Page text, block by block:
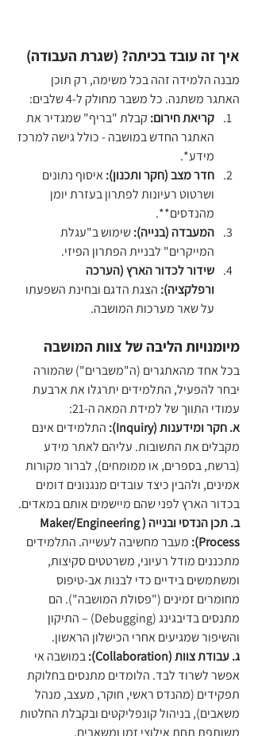
איך זה עובד בכיתה? (שגרת העבודה)
מבנה הלמידה זהה בכל משימה, רק תוכן
האתגר משתנה. כל משבר מחולק ל-4 שלבים:
קריאת חירום: קבלת "בריף" שמגדיר את
האתגר החדש במושבה - כולל גישה למרכז
מידע*.
חדר מצב (חקר ותכנון): איסוף נתונים
ושרטוט רעיונות לפתרון בעזרת יומן
מהנדסים**.
המעבדה (בנייה): שימוש ב"עגלת
המייקרים" לבניית הפתרון הפיזי.
שידור לכדור הארץ (הערכה
ורפלקציה): הצגת הדגם ובחינת השפעתו
על שאר מערכות המושבה.
מיומנויות הליבה של צוות המושבה
בכל אחד מהאתגרים (ה"משברים") שהמורה
יבחר להפעיל, התלמידים יתרגלו את ארבעת
עמודי התווך של למידת המאה ה-21:
א. חקר ומידענות (Inquiry):
התלמידים אינם
מקבלים את התשובות. עליהם לאתר מידע
(ברשת, בספרים, או ממומחים), לברור מקורות
אמינים, ולהבין כיצד עובדים מנגנונים דומים
בכדור הארץ לפני שהם מיישמים אותם במאדים.
ב. תכן הנדסי ובנייה (Maker/Engineering
Process):
מעבר מחשיבה לעשייה. התלמידים
מתכננים מודל רעיוני, משרטטים סקיצות,
ומשתמשים בידיים כדי לבנות אב-טיפוס
מחומרים זמינים ("פסולת המושבה"). הם
מתנסים בדיבגינג (Debugging) – התיקון
והשיפור שמגיעים אחרי הכישלון הראשון.
ג. עבודת צוות (Collaboration):
במושבה אי
אפשר לשרוד לבד. הלומדים מתנסים בחלוקת
תפקידים (מהנדס ראשי, חוקר, מעצב, מנהל
משאבים), בניהול קונפליקטים ובקבלת החלטות
משותפת תחת אילוצי זמן ומשאבים.